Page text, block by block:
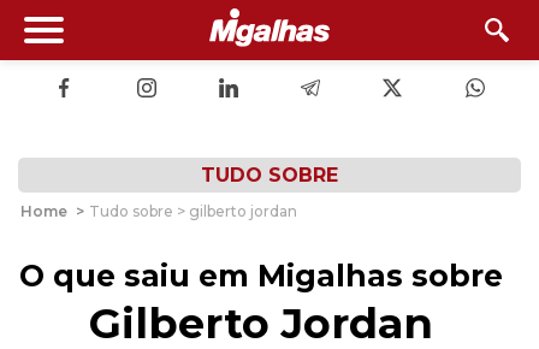
TUDO SOBRE
Home > Tudo sobre > gilberto jordan
O que saiu em Migalhas sobre
Gilberto Jordan